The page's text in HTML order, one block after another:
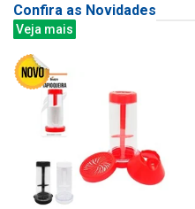
Confira as Novidades
Veja mais